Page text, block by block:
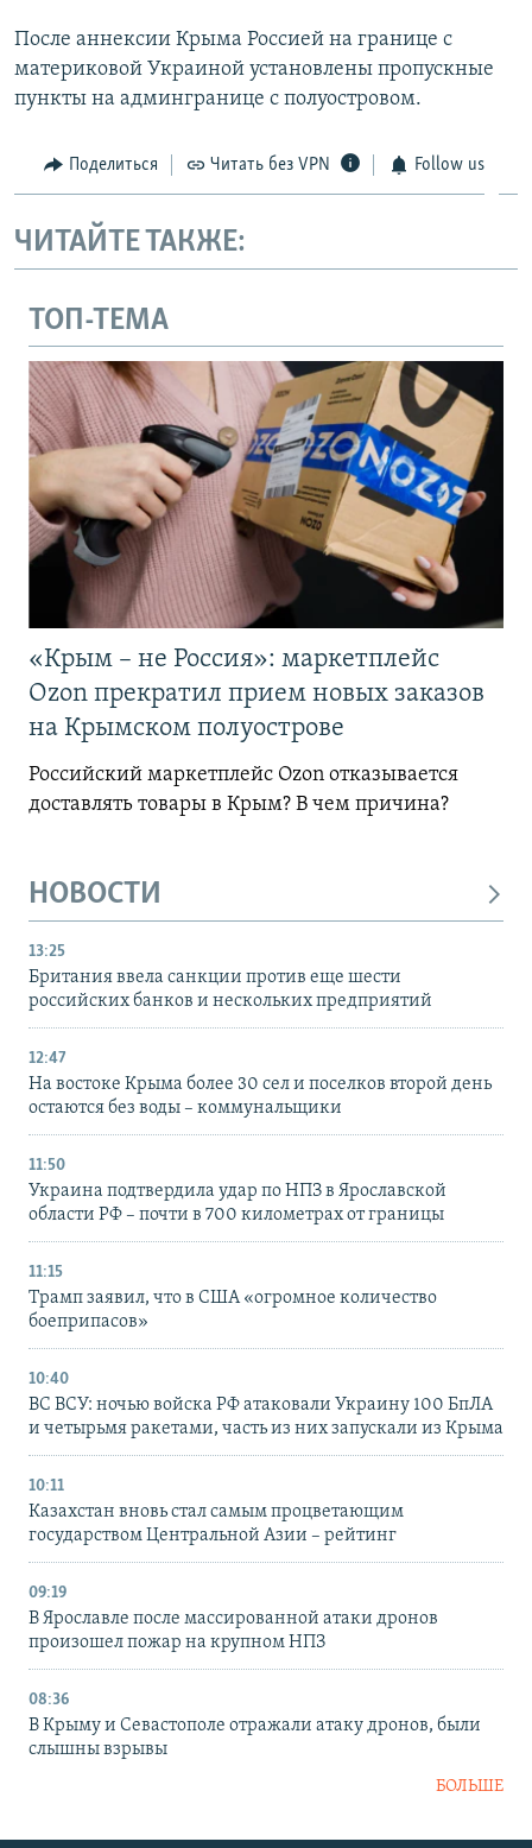
После аннексии Крыма Россией на границе с
материковой Украиной установлены пропускные
пункты на админгранице с полуостровом.
Поделиться Читать без VPN Follow us
ЧИТАЙТЕ ТАКЖЕ:
ТОП-ТЕМА
«Крым – не Россия»: маркетплейс
Ozon прекратил прием новых заказов
на Крымском полуострове
Российский маркетплейс Ozon отказывается
доставлять товары в Крым? В чем причина?
НОВОСТИ
13:25
Британия ввела санкции против еще шести
российских банков и нескольких предприятий
12:47
На востоке Крыма более 30 сел и поселков второй день
остаются без воды – коммунальщики
11:50
Украина подтвердила удар по НПЗ в Ярославской
области РФ – почти в 700 километрах от границы
11:15
Трамп заявил, что в США «огромное количество
боеприпасов»
10:40
ВС ВСУ: ночью войска РФ атаковали Украину 100 БпЛА
и четырьмя ракетами, часть из них запускали из Крыма
10:11
Казахстан вновь стал самым процветающим
государством Центральной Азии – рейтинг
09:19
В Ярославле после массированной атаки дронов
произошел пожар на крупном НПЗ
08:36
В Крыму и Севастополе отражали атаку дронов, были
слышны взрывы
БОЛЬШЕ